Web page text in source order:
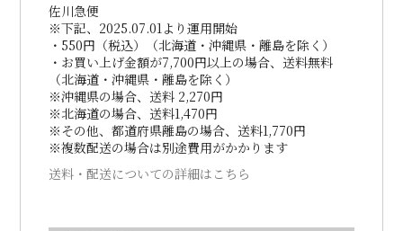
佐川急便
※下記、2025.07.01より運用開始
・550円（税込）（北海道・沖縄県・離島を除く）
・お買い上げ金額が7,700円以上の場合、送料無料
（北海道・沖縄県・離島を除く）
※沖縄県の場合、送料 2,270円
※北海道の場合、送料1,470円
※その他、都道府県離島の場合、送料1,770円
※複数配送の場合は別途費用がかかります
送料・配送についての詳細はこちら